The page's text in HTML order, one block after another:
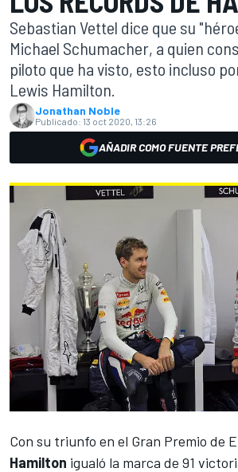
Sebastian Vettel dice que su
Michael Schumacher, a quien
piloto que ha visto, esto incluso
Lewis Hamilton.
Jonathan Noble
Publicado: 13 oct 2020, 13:26
AÑADIR COMO FUENTE
Con su triunfo en el Gran Premio de
Hamilton igualó la marca de 91